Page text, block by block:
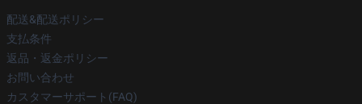
配送&配送ポリシー
支払条件
返品・返金ポリシー
お問い合わせ
カスタマーサポート(FAQ)